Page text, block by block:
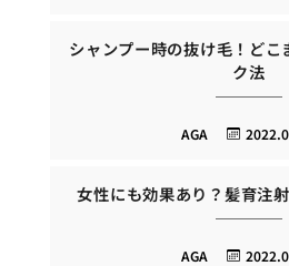
シャンプー時の抜け毛！どこ
ク法
AGA
女性にも効果あり？髪育注
AGA